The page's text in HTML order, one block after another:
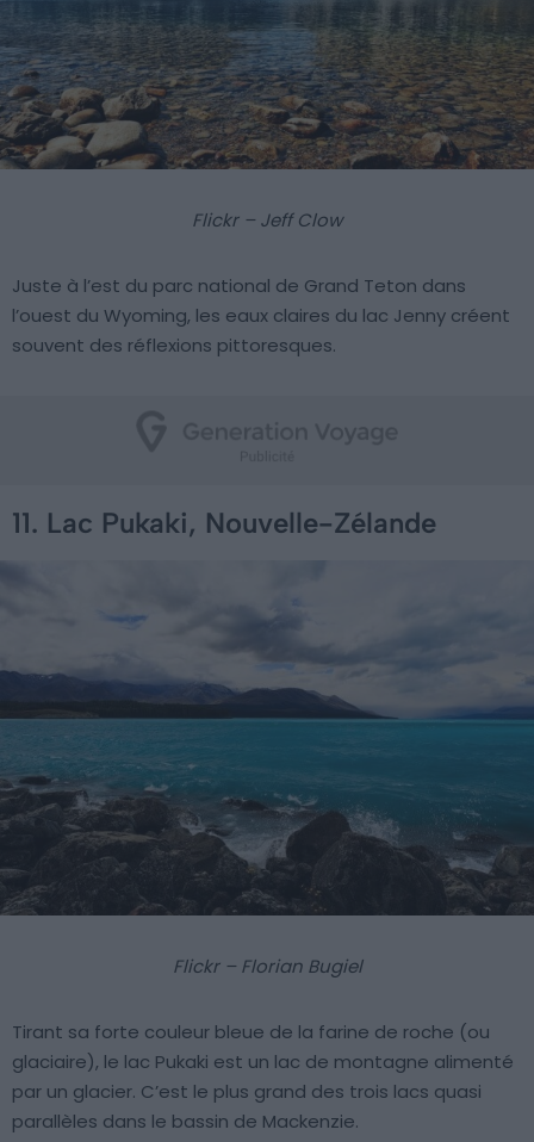
Flickr – Jeff Clow
Juste à l’est du parc national de Grand Teton dans
l’ouest du Wyoming, les eaux claires du lac Jenny créent
souvent des réflexions pittoresques.
11. Lac Pukaki, Nouvelle-Zélande
Flickr – Florian Bugiel
Tirant sa forte couleur bleue de la farine de roche (ou
glaciaire), le lac Pukaki est un lac de montagne alimenté
par un glacier. C’est le plus grand des trois lacs quasi
parallèles dans le bassin de Mackenzie.